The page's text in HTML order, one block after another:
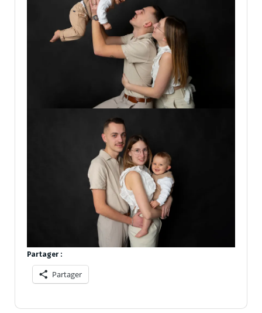
Partager :
Partager